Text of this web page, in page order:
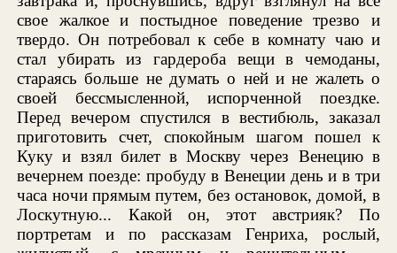
свое жалкое и постыдное поведение трезво и
твердо. Он потребовал к себе в комнату чаю и
стал убирать из гардероба вещи в чемоданы,
стараясь больше не думать о ней и не жалеть о
своей бессмысленной, испорченной поездке.
Перед вечером спустился в вестибюль, заказал
приготовить счет, спокойным шагом пошел к
Куку и взял билет в Москву через Венецию в
вечернем поезде: пробуду в Венеции день и в три
часа ночи прямым путем, без остановок, домой, в
Лоскутную... Какой он, этот австрияк? По
портретам и по рассказам Генриха, рослый,